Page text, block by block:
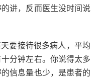
讲，反而医生没时间说
要接待很多病人，平均
分钟左右。你说得太多
信息量也少，是患者的